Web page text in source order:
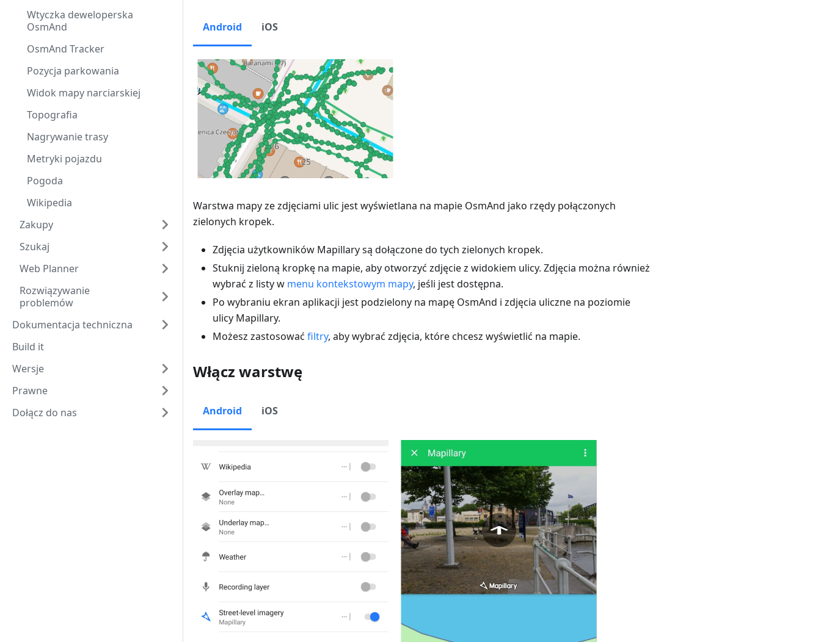
Wtyczka deweloperska
OsmAnd
OsmAnd Tracker
Pozycja parkowania
Widok mapy narciarskiej
Topografia
Nagrywanie trasy
Metryki pojazdu
Pogoda
Wikipedia
Zakupy
Szukaj
Web Planner
Rozwiązywanie
problemów
Dokumentacja techniczna
Build it
Wersje
Prawne
Dołącz do nas
Android iOS
Warstwa mapy ze zdjęciami ulic jest wyświetlana na mapie OsmAnd jako rzędy połączonych
zielonych kropek.
Zdjęcia użytkowników Mapillary są dołączone do tych zielonych kropek.
Stuknij zieloną kropkę na mapie, aby otworzyć zdjęcie z widokiem ulicy. Zdjęcia można również
wybrać z listy w menu kontekstowym mapy, jeśli jest dostępna.
Po wybraniu ekran aplikacji jest podzielony na mapę OsmAnd i zdjęcia uliczne na poziomie
ulicy Mapillary.
Możesz zastosować filtry, aby wybrać zdjęcia, które chcesz wyświetlić na mapie.
Włącz warstwę
Android iOS